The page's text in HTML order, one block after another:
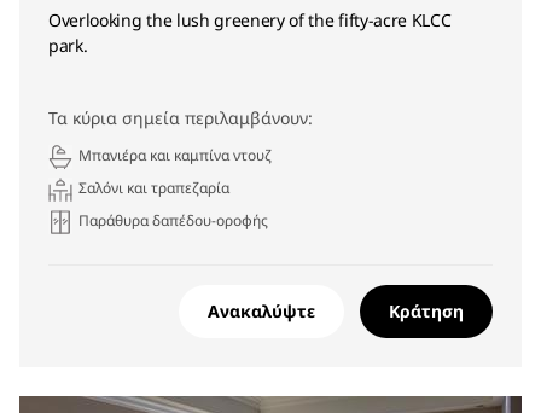
Overlooking the lush greenery of the fifty-acre KLCC
park.
Τα κύρια σημεία περιλαμβάνουν:
Μπανιέρα και καμπίνα ντουζ
Σαλόνι και τραπεζαρία
Παράθυρα δαπέδου-οροφής
Ανακαλύψτε Κράτηση